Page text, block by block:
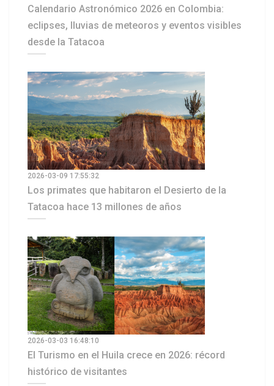
Calendario Astronómico 2026 en Colombia:
eclipses, lluvias de meteoros y eventos visibles
desde la Tatacoa
2026-03-09 17:55:32
Los primates que habitaron el Desierto de la
Tatacoa hace 13 millones de años
2026-03-03 16:48:10
El Turismo en el Huila crece en 2026: récord
histórico de visitantes